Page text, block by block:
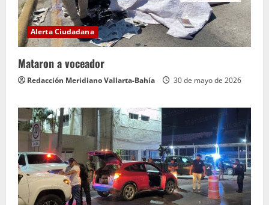
Alerta Ciudadana
Mataron a voceador
Redacción Meridiano Vallarta-Bahía 30 de mayo de 2026